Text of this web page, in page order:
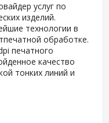
услуг по
изделий.
технологии в
обработке.
печатного
качество
тонких линий и